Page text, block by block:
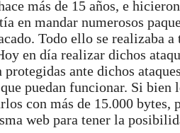
más de 15 años, e
en mandar numerosos
Todo ello se realizaba
en día realizar dichos
ante dichos
puedan funcionar. Si bien
con más de 15.000
web para tener la